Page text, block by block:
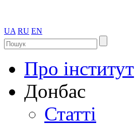
UA RU EN
Про інститут
Донбас
Статті